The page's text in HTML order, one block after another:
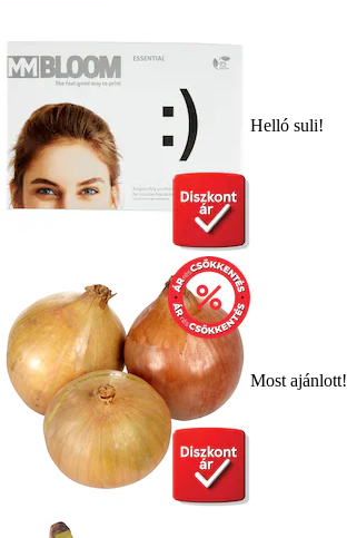
Helló suli!
Most ajánlott!